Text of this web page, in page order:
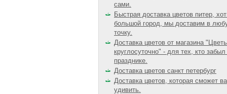
сами.
Быстрая доставка цветов питер,
большой город, мы доставим в
точку.
Доставка цветов от магазина
круглосуточно" - для тех, кто забыл
празднике.
Доставка цветов санкт петербург
Доставка цветов, которая сможет
удивить.